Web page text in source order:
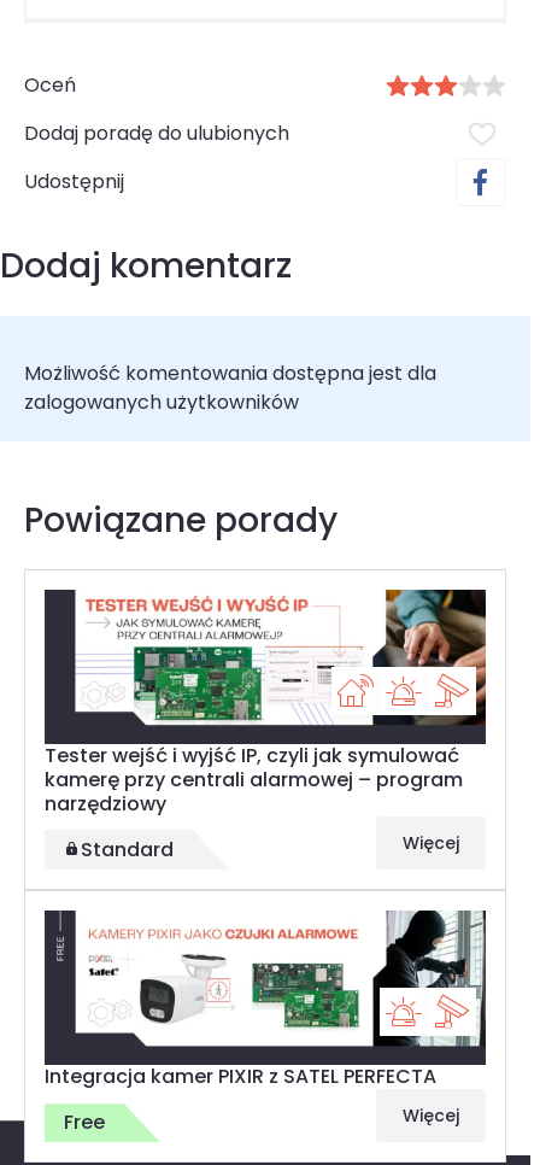
Oceń
Dodaj poradę do ulubionych
Udostępnij
Dodaj komentarz
Możliwość komentowania dostępna jest dla
zalogowanych użytkowników
Powiązane porady
Tester wejść i wyjść IP, czyli jak symulować
kamerę przy centrali alarmowej – program
narzędziowy
Standard
Więcej
Integracja kamer PIXIR z SATEL PERFECTA
Free
Więcej